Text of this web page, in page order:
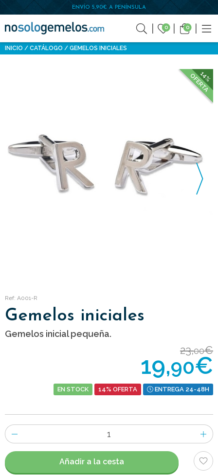
ENVÍO 5,90€ A PENÍNSULA
0 0
INICIO CATÁLOGO GEMELOS INICIALES
14%
OFERTA
Ref: A001-R
Gemelos iniciales
Gemelos inicial pequeña.
23,00€
19,90€
EN STOCK 14% OFERTA ENTREGA 24-48H
Número
de
artículos
Añadir a la cesta